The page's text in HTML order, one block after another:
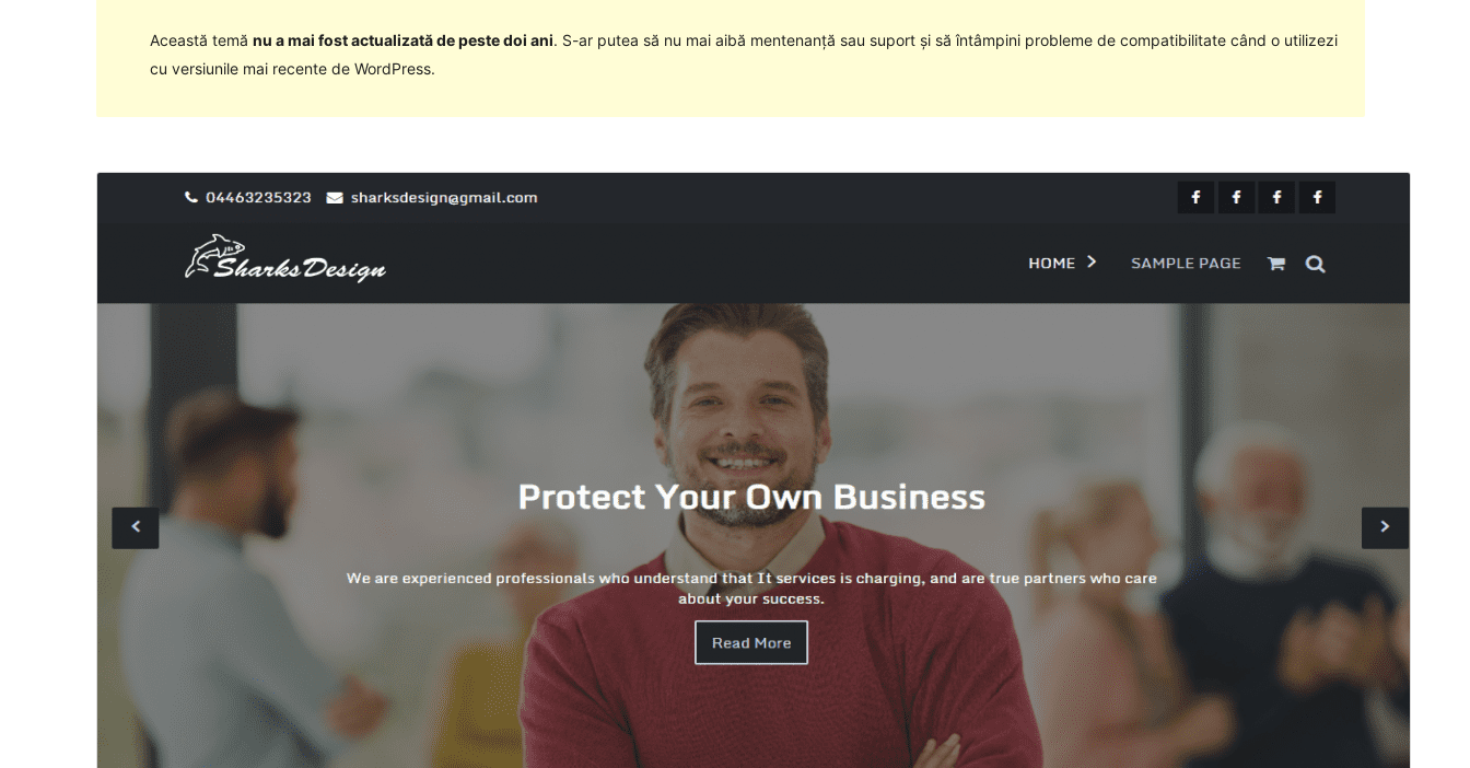
Această temă nu a mai fost actualizată de peste doi ani. S-ar putea să nu mai aibă mentenanță sau suport și să întâmpini probleme de compatibilitate când o utilizezi
cu versiunile mai recente de WordPress.
Ultima actualizare
13 aprilie 2022